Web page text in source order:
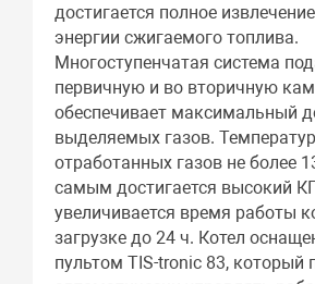
достигается полное
энергии сжигаемого топлива.
Многоступенчатая система
первичную и во вторичную
обеспечивает максимальный
выделяемых газов.
отработанных газов не более
самым достигается высокий
увеличивается время работы
загрузке до 24 ч. Котел
пультом TIS-tronic 83, который